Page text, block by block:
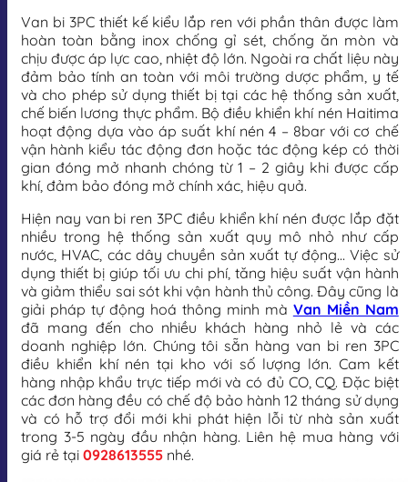
Van bi 3PC thiết kế kiểu lắp ren với phần thân được làm
hoàn toàn bằng inox chống gỉ sét, chống ăn mòn và
chịu được áp lực cao, nhiệt độ lớn. Ngoài ra chất liệu này
đảm bảo tính an toàn với môi trường dược phẩm, y tế
và cho phép sử dụng thiết bị tại các hệ thống sản xuất,
chế biến lương thực phẩm. Bộ điều khiển khí nén Haitima
hoạt động dựa vào áp suất khí nén 4 – 8bar với cơ chế
vận hành kiểu tác động đơn hoặc tác động kép có thời
gian đóng mở nhanh chóng từ 1 – 2 giây khi được cấp
khí, đảm bảo đóng mở chính xác, hiệu quả.
Hiện nay van bi ren 3PC điều khiển khí nén được lắp đặt
nhiều trong hệ thống sản xuất quy mô nhỏ như cấp
nước, HVAC, các dây chuyền sản xuất tự động… Việc sử
dụng thiết bị giúp tối ưu chi phí, tăng hiệu suất vận hành
và giảm thiểu sai sót khi vận hành thủ công. Đây cũng là
giải pháp tự động hoá thông minh mà Van Miền Nam
đã mang đến cho nhiều khách hàng nhỏ lẻ và các
doanh nghiệp lớn. Chúng tôi sẵn hàng van bi ren 3PC
điều khiển khí nén tại kho với số lượng lớn. Cam kết
hàng nhập khẩu trực tiếp mới và có đủ CO, CQ. Đặc biệt
các đơn hàng đều có chế độ bảo hành 12 tháng sử dụng
và có hỗ trợ đổi mới khi phát hiện lỗi từ nhà sản xuất
trong 3-5 ngày đầu nhận hàng. Liên hệ mua hàng với
giá rẻ tại 0928613555 nhé.